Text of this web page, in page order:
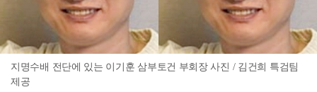
지명수배 전단에 있는 이기훈 삼부토건 부회장 사진 / 김건희 특검팀
제공